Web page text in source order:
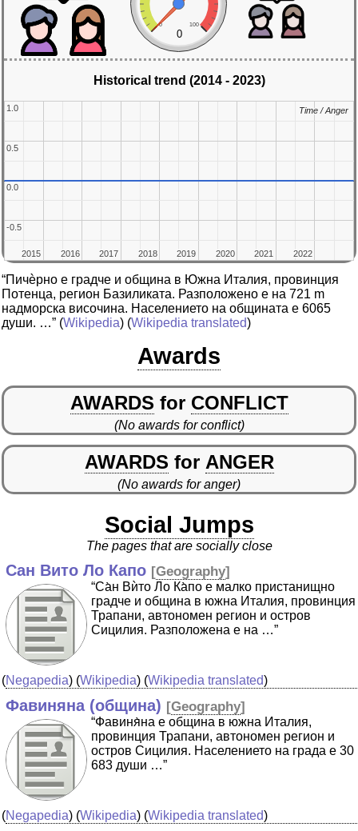
0 100
0
Historical trend (2014 - 2023)
2015
2015 2016
2016 2017
2017 2018
2018 2019
2019 2020
2020 2021
2021 2022
2022
-0.5
-0.5
0.0
0.0
0.5
0.5
1.0
1.0 Time / Anger
Time / Anger
“Пичѐрно е градче и община в Южна Италия, провинция
Потенца, регион Базиликата. Разположено е на 721 m
надморска височина. Населението на общината е 6065
души. …” (Wikipedia) (Wikipedia translated)
Awards
AWARDS for CONFLICT
(No awards for conflict)
AWARDS for ANGER
(No awards for anger)
Social Jumps
The pages that are socially close
Сан Вито Ло Капо [Geography]
“Са̀н Вѝто Ло Ка̀по е малко пристанищно
градче и община в южна Италия, провинция
Трапани, автономен регион и остров
Сицилия. Разположена е на …”
(Negapedia) (Wikipedia) (Wikipedia translated)
Фавиняна (община) [Geography]
“Фавиня̀на е община в южна Италия,
провинция Трапани, автономен регион и
остров Сицилия. Населението на града е 30
683 души …”
(Negapedia) (Wikipedia) (Wikipedia translated)